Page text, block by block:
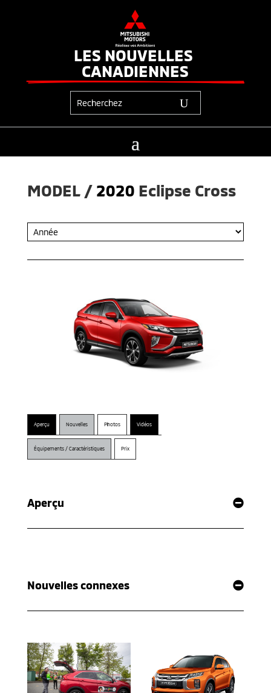
LES NOUVELLES
CANADIENNES
MODEL / 2020 Eclipse Cross
Aperçu Nouvelles Photos Vidéos
Équipements / Caractéristiques Prix
Aperçu
Nouvelles connexes